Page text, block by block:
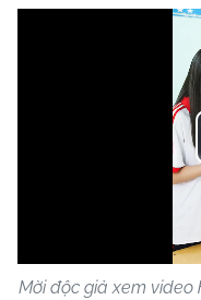
Mời độc giả xem video